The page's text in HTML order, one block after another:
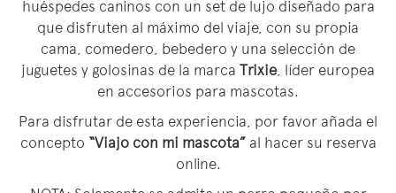
huéspedes caninos con un set de lujo diseñado para
que disfruten al máximo del viaje, con su propia
cama, comedero, bebedero y una selección de
juguetes y golosinas de la marca
Trixie, líder europea
en accesorios para mascotas.
Para disfrutar de esta experiencia, por favor añada el
concepto “Viajo con mi mascota” al hacer su reserva
online.